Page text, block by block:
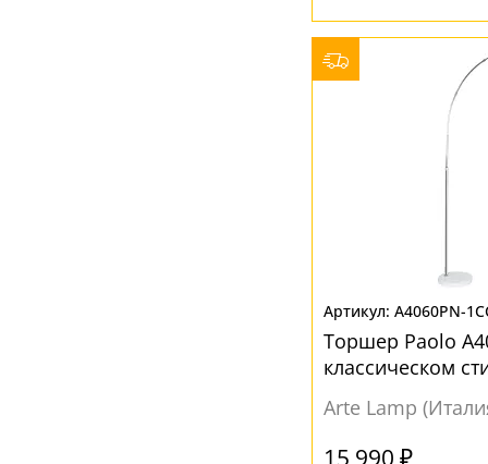
A4060PN-
Торшер Paolo
классическом
Arte Lamp
15 990 ₽